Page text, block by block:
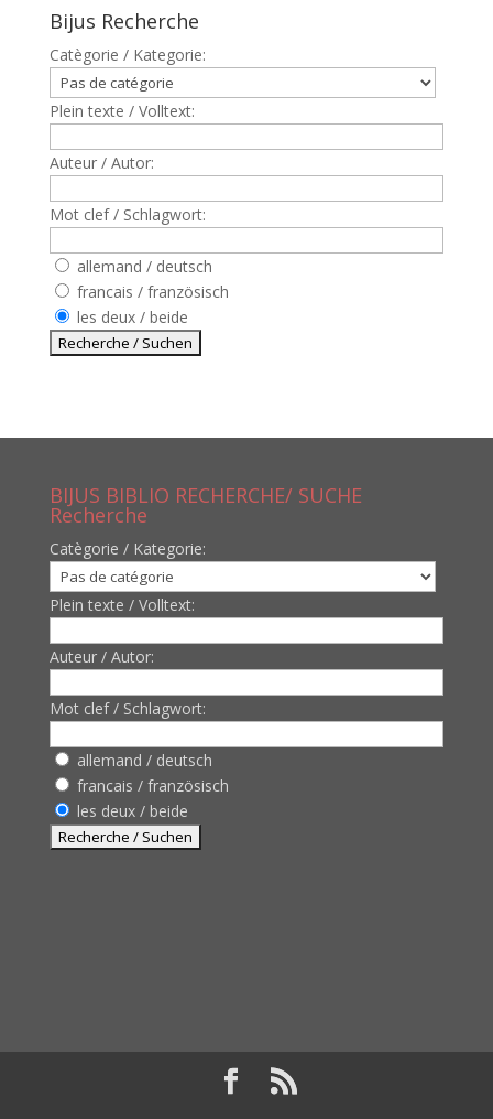
Bijus Recherche
Catègorie / Kategorie:
Plein texte / Volltext:
Auteur / Autor:
Mot clef / Schlagwort:
allemand / deutsch
francais / französisch
les deux / beide
BIJUS BIBLIO RECHERCHE/ SUCHE
Recherche
Catègorie / Kategorie:
Plein texte / Volltext:
Auteur / Autor:
Mot clef / Schlagwort:
allemand / deutsch
francais / französisch
les deux / beide